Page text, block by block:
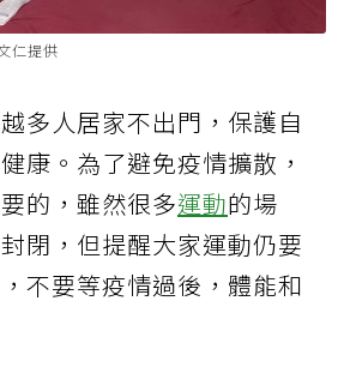
仁提供
多人居家不出門，保護自
康。為了避免疫情擴散，
的，雖然很多運動的場
閉，但提醒大家運動仍要
不要等疫情過後，體能和